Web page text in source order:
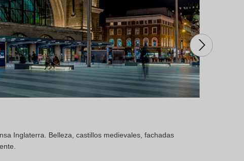
Inglaterra. Belleza, castillos medievales, fachadas